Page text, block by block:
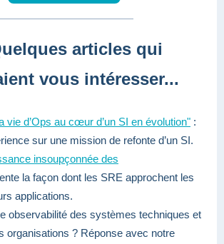
articles qui
vous intéresser...
vie d’Ops au cœur d’un SI en évolution" :
sur une mission de refonte d’un SI.
insoupçonnée des
la façon dont les SRE approchent les
applications.
observabilité des systèmes techniques et
organisations ? Réponse avec notre